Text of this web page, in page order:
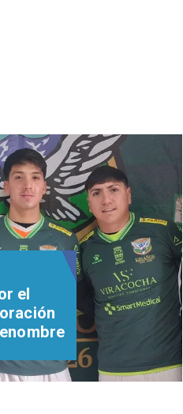
el